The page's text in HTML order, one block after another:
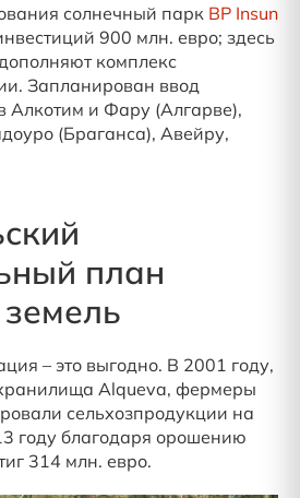
солнечный парк BP Insun
900 млн. евро; здесь
комплекс
Запланирован ввод
Алкотим и Фару (Алгарве),
(Браганса), Авейру,
план
– это выгодно. В 2001 году,
Alqueva, фермеры
сельхозпродукции на
году благодаря орошению
314 млн. евро.